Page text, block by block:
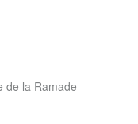
de la Ramade